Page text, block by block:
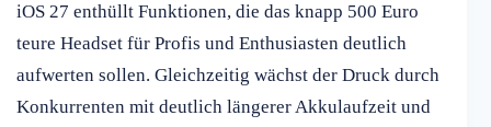
iOS 27 enthüllt Funktionen, die das knapp 500 Euro
teure Headset für Profis und Enthusiasten deutlich
aufwerten sollen. Gleichzeitig wächst der Druck durch
Konkurrenten mit deutlich längerer Akkulaufzeit und